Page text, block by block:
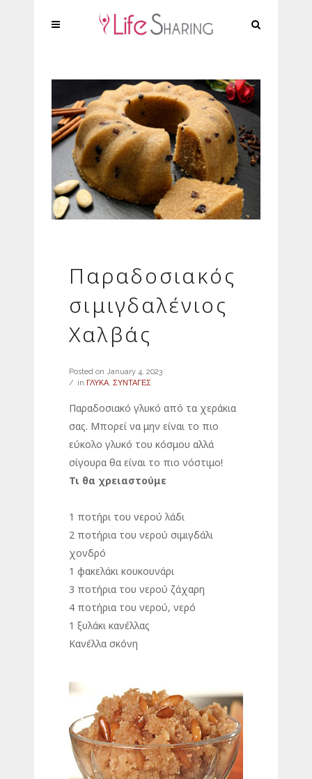
Παραδοσιακός
σιμιγδαλένιος
Χαλβάς
Posted on January 4, 2023
in ΓΛΥΚΑ, ΣΥΝΤΑΓΕΣ
Παραδοσιακό γλυκό από τα χεράκια
σας. Μπορεί να μην είναι το πιο
εύκολο γλυκό του κόσμου αλλά
σίγουρα θα είναι το πιο νόστιμο!
Τι θα χρειαστούμε
1 ποτήρι του νερού λάδι
2 ποτήρια του νερού σιμιγδάλι
χονδρό
1 φακελάκι κουκουνάρι
3 ποτήρια του νερού ζάχαρη
4 ποτήρια του νερού, νερό
1 ξυλάκι κανέλλας
Κανέλλα σκόνη